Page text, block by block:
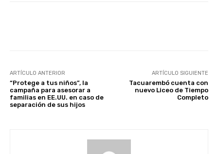
ARTÍCULO ANTERIOR
“Protege a tus niños”, la
campaña para asesorar a
familias en EE.UU. en caso de
separación de sus hijos
ARTÍCULO SIGUIENTE
Tacuarembó cuenta con
nuevo Liceo de Tiempo
Completo